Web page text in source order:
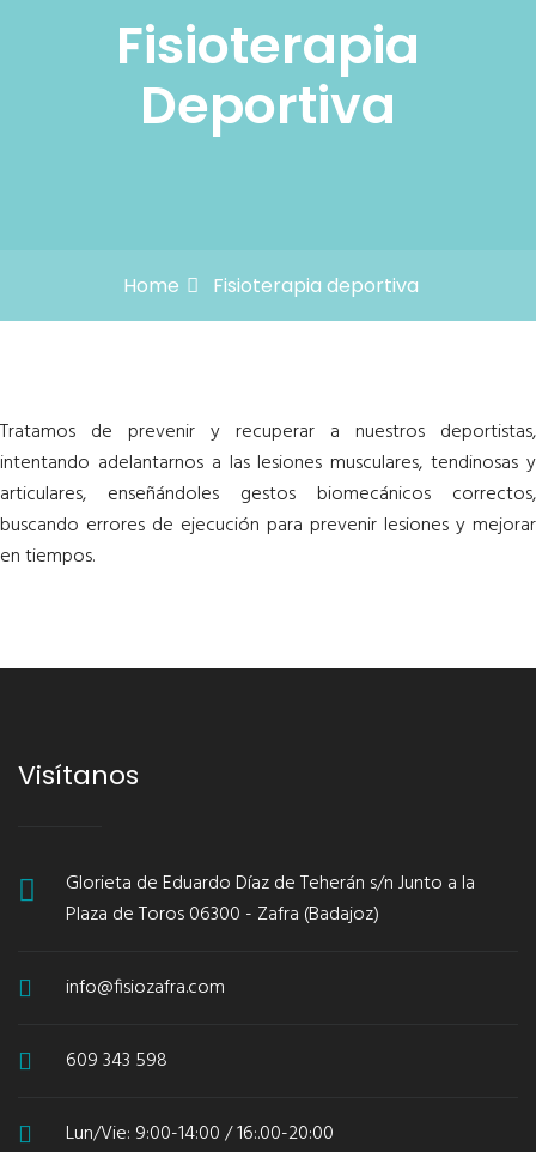
Fisioterapia
Deportiva
Home Fisioterapia deportiva
Tratamos de prevenir y recuperar a nuestros deportistas,
intentando adelantarnos a las lesiones musculares, tendinosas y
articulares, enseñándoles gestos biomecánicos correctos,
buscando errores de ejecución para prevenir lesiones y mejorar
en tiempos.
Visítanos
Glorieta de Eduardo Díaz de Teherán s/n Junto a la
Plaza de Toros 06300 - Zafra (Badajoz)
info@fisiozafra.com
609 343 598
Lun/Vie: 9:00-14:00 / 16:.00-20:00